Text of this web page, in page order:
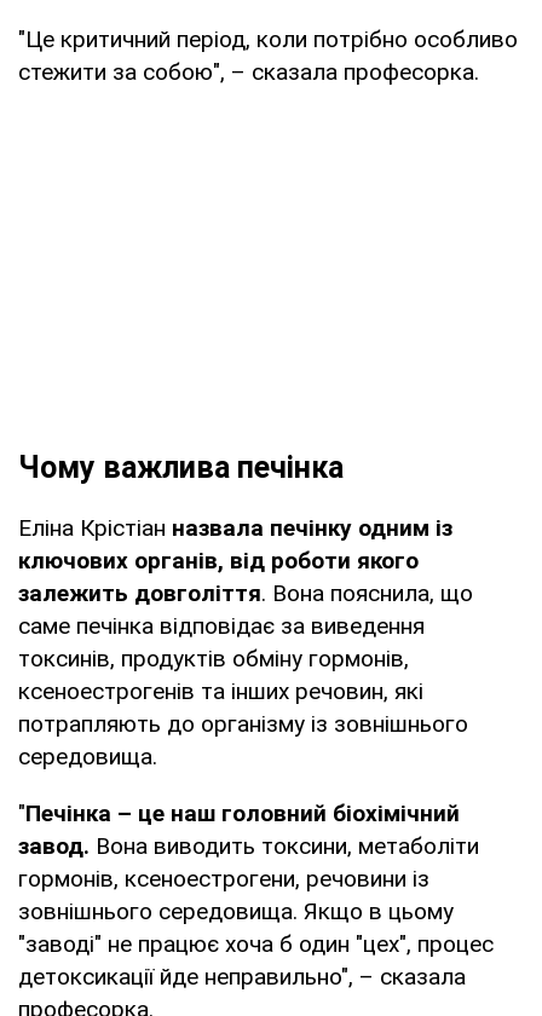
"Це критичний період, коли потрібно особливо
стежити за собою", – сказала професорка.
Чому важлива печінка
Еліна Крістіан назвала печінку одним із
ключових органів, від роботи якого
залежить довголіття. Вона пояснила, що
саме печінка відповідає за виведення
токсинів, продуктів обміну гормонів,
ксеноестрогенів та інших речовин, які
потрапляють до організму із зовнішнього
середовища.
"Печінка – це наш головний біохімічний
завод. Вона виводить токсини, метаболіти
гормонів, ксеноестрогени, речовини із
зовнішнього середовища. Якщо в цьому
"заводі" не працює хоча б один "цех", процес
детоксикації йде неправильно", – сказала
професорка.